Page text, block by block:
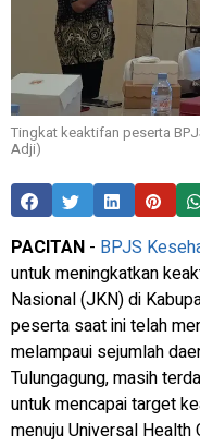
Tingkat keaktifan peserta
Adji)
PACITAN - BPJS
untuk meningkatkan
Nasional (JKN) di
peserta saat ini telah
melampaui sejumlah
Tulungagung, masih
untuk mencapai target
menuju Universal Health